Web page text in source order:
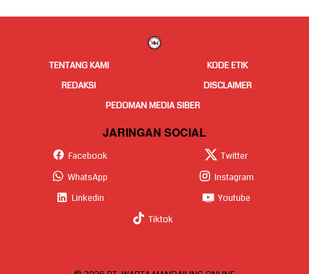
TENTANG KAMI
KODE ETIK
REDAKSI
DISCLAIMER
PEDOMAN MEDIA SIBER
JARINGAN SOCIAL
Facebook
Twitter
WhatsApp
Instagram
Linkedin
Youtube
Tiktok